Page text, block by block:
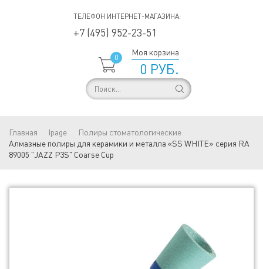
ТЕЛЕФОН ИНТЕРНЕТ-МАГАЗИНА:
+7 (495) 952-23-51
0
Моя корзина
0 РУБ.
Главная lpage
Полиры стоматологические
Алмазные полиры для керамики и металла «SS WHITE» серия RA
89005 "JAZZ P3S" Coarse Cup